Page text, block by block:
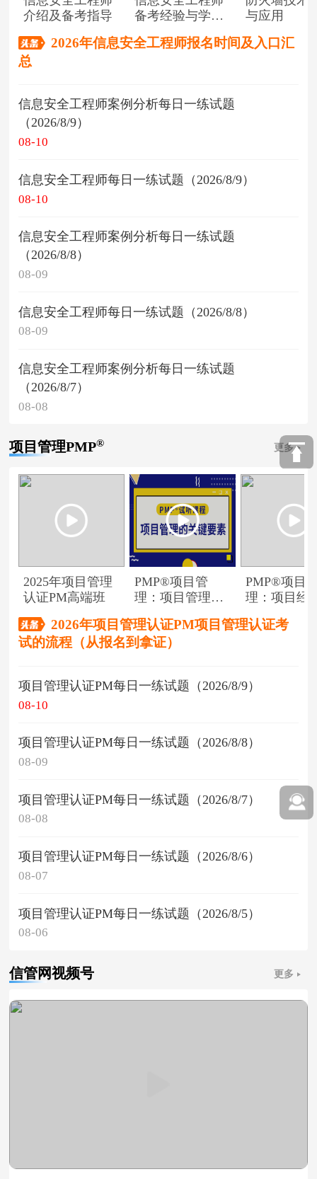
介绍及备考指导
备考经验与学习
与应用
2026年信息安全工程师报名时间及入口汇
总
信息安全工程师案例分析每日一练试题
（2026/8/9）
08-10
信息安全工程师每日一练试题（2026/8/9）
08-10
信息安全工程师案例分析每日一练试题
（2026/8/8）
08-09
信息安全工程师每日一练试题（2026/8/8）
08-09
信息安全工程师案例分析每日一练试题
（2026/8/7）
08-08
项目管理PMP® 更多
2025年项目管理
认证PM高端班
PMP®项目管
理：项目管理的
PMP®项目
理：项目经
2026年项目管理认证PM项目管理认证考
试的流程（从报名到拿证）
项目管理认证PM每日一练试题（2026/8/9）
08-10
项目管理认证PM每日一练试题（2026/8/8）
08-09
项目管理认证PM每日一练试题（2026/8/7）
08-08
项目管理认证PM每日一练试题（2026/8/6）
08-07
项目管理认证PM每日一练试题（2026/8/5）
08-06
信管网视频号 更多